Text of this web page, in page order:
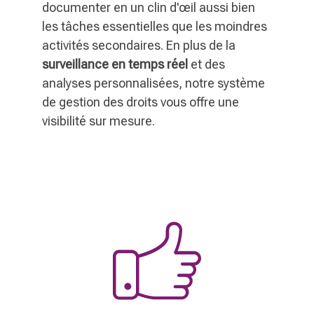
documenter en un clin d'œil aussi bien
les tâches essentielles que les moindres
activités secondaires. En plus de la
surveillance en temps réel et des
analyses personnalisées, notre système
de gestion des droits vous offre une
visibilité sur mesure.